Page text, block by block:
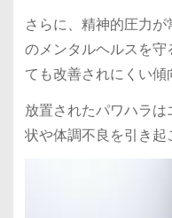
さらに、精神的圧力
のメンタルヘルスを
ても改善されにくい傾
放置されたパワハラ
状や体調不良を引き起